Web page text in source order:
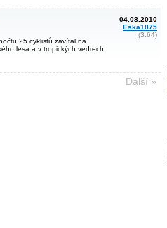
25 cyklistů zavítal na
lesa a v tropických vedrech
04.08.2010
Eska1875
(3.64)
Další »